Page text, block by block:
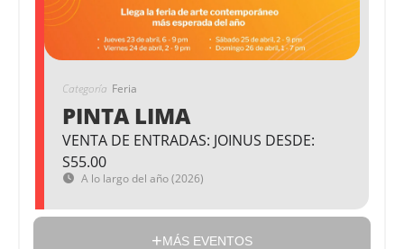
Categoría Feria
PINTA LIMA
VENTA DE ENTRADAS: JOINUS DESDE:
S55.00
A lo largo del año (2026)
MÁS EVENTOS